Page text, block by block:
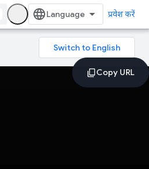
प्रवेश करें